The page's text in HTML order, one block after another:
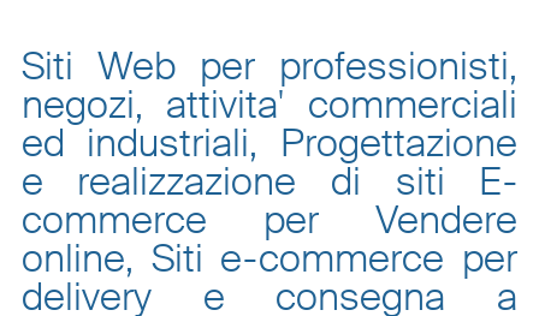
Siti Web per professionisti,
negozi, attivita' commerciali
ed industriali, Progettazione
e realizzazione di siti E-
commerce per Vendere
online, Siti e-commerce per
delivery e consegna a